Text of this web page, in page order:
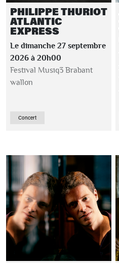
PHILIPPE THURIOT
ATLANTIC
EXPRESS
Le dimanche 27 septembre
2026 à 20h00
Festival Musiq3 Brabant
wallon
Concert